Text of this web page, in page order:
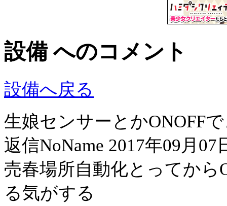
設備 へのコメント
設備へ戻る
生娘センサーとかONOFF
返信NoName 2017年09月07
売春場所自動化とってか
る気がする